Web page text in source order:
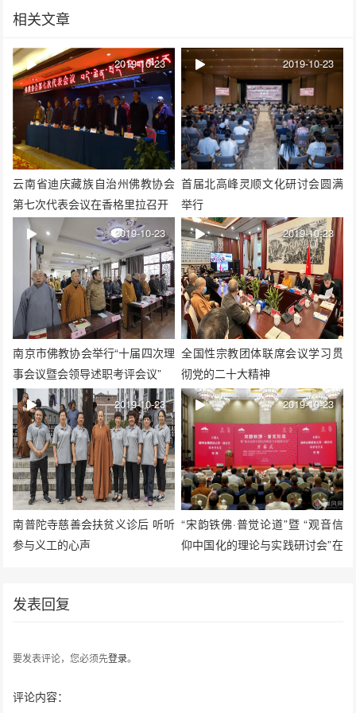
相关文章
云南省迪庆藏族自治州佛教协会
第七次代表会议在香格里拉召开
2019-10-23
首届北高峰灵顺文化研讨会圆满
举行
2019-10-23
南京市佛教协会举行“十届四次理
事会议暨会领导述职考评会议”
2019-10-23
全国性宗教团体联席会议学习贯
彻党的二十大精神
2019-10-23
南普陀寺慈善会扶贫义诊后 听听
参与义工的心声
2019-10-23
“宋韵铁佛·普觉论道”暨 “观音信
仰中国化的理论与实践研讨会”在
2019-10-23
发表回复
要发表评论，您必须先登录。
评论内容：